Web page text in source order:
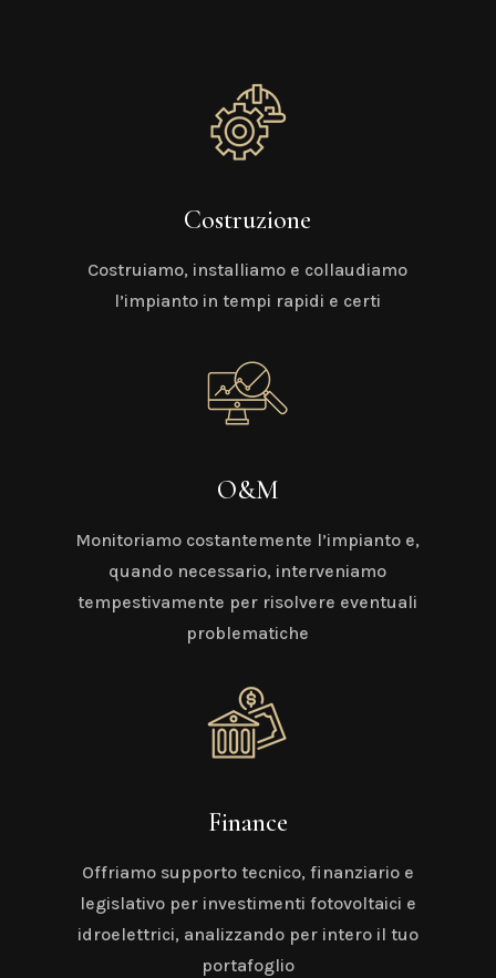
Costruzione
Costruiamo, installiamo e collaudiamo
l’impianto in tempi rapidi e certi
O&M
Monitoriamo costantemente l’impianto e,
quando necessario, interveniamo
tempestivamente per risolvere eventuali
problematiche
Finance
Offriamo supporto tecnico, finanziario e
legislativo per investimenti fotovoltaici e
idroelettrici, analizzando per intero il tuo
portafoglio